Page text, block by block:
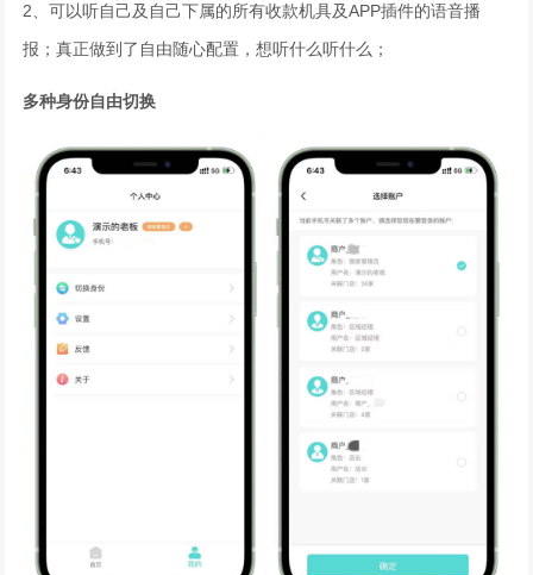
2、可以听自己及自己下属的所有收款机具及APP插件的语音播
报；真正做到了自由随心配置，想听什么听什么；
多种身份自由切换